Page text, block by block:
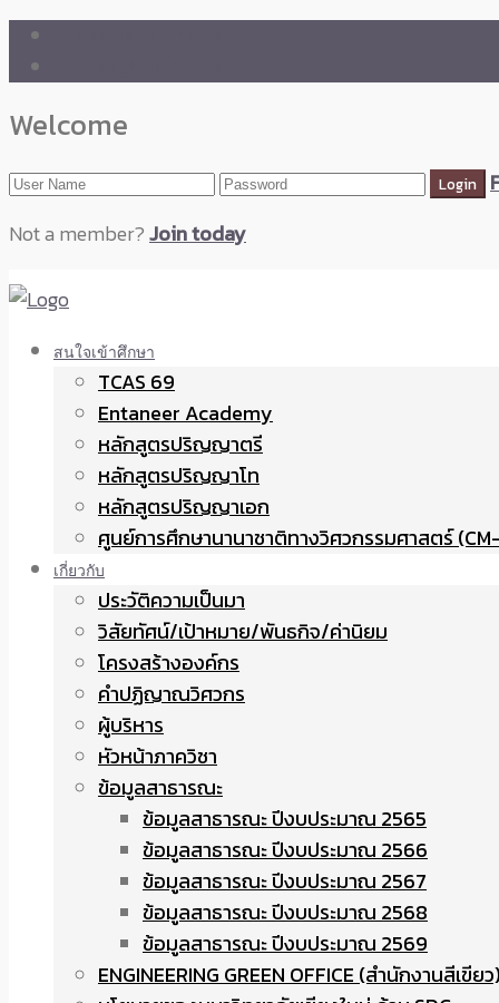
Welcome
Not a member?Join today
สนใจเข้าศึกษา
TCAS 69
Entaneer Academy
หลักสูตรปริญญาตรี
หลักสูตรปริญญาโท
หลักสูตรปริญญาเอก
ศูนย์การศึกษานานาชาติทางวิศวกรรมศาสตร์
เกี่ยวกับ
ประวัติความเป็นมา
วิสัยทัศน์/เป้าหมาย/พันธกิจ/ค่านิยม
โครงสร้างองค์กร
คำปฏิญาณวิศวกร
ผู้บริหาร
หัวหน้าภาควิชา
ข้อมูลสาธารณะ
ข้อมูลสาธารณะ ปีงบประมาณ 2565
ข้อมูลสาธารณะ ปีงบประมาณ 2566
ข้อมูลสาธารณะ ปีงบประมาณ 2567
ข้อมูลสาธารณะ ปีงบประมาณ 2568
ข้อมูลสาธารณะ ปีงบประมาณ 2569
ENGINEERING GREEN OFFICE (สำนักงานสีเขีย